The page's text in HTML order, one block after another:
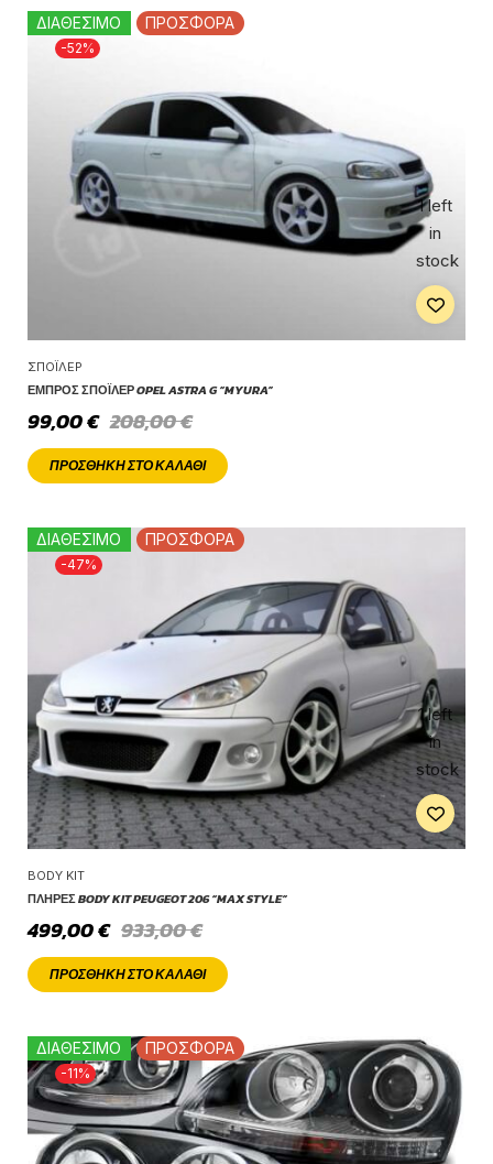
-52%
ΔΙΑΘΕΣΙΜΟ ΠΡΟΣΦΟΡΑ
1 left
in
stock
ΣΠΌΙΛΕΡ
ΕΜΠΡΌΣ ΣΠΌΙΛΕΡ OPEL ASTRA G “MYURA”
208,00€
99,00€
ΠΡΟΣΘΉΚΗ ΣΤΟ ΚΑΛΆΘΙ
-47%
ΔΙΑΘΕΣΙΜΟ ΠΡΟΣΦΟΡΑ
1 left
in
stock
BODY KIT
ΠΛΉΡΕΣ BODY KIT PEUGEOT 206 “MAX STYLE”
933,00€
499,00€
ΠΡΟΣΘΉΚΗ ΣΤΟ ΚΑΛΆΘΙ
-11%
ΔΙΑΘΕΣΙΜΟ ΠΡΟΣΦΟΡΑ